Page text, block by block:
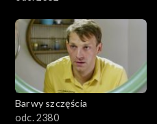
Barwy szczęścia
odc. 2380